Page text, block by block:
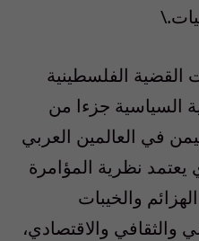
القضية الفلسطينية
السياسية جزءا من
في العالمين العربي
يعتمد نظرية المؤامرة
والخيبات
والثقافي والاقتصادي،